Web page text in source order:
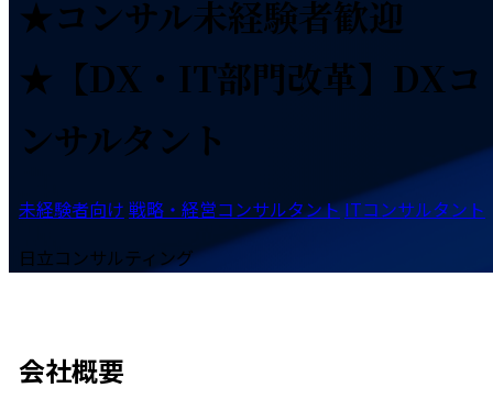
★コンサル未経験者歓迎
★【DX・IT部門改革】DXコ
ンサルタント
未経験者向け 戦略・経営コンサルタントITコンサルタント
日立コンサルティング
会社概要